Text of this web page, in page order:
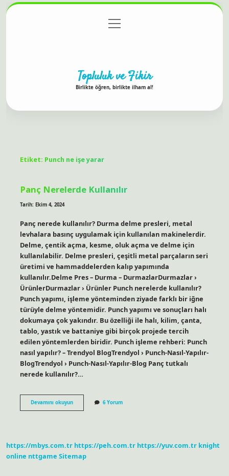
Gizlilik Politikası
menüyü
aç
Topluluk ve Fikir
Birlikte öğren, birlikte ilham al!
Etiket: Punch ne işe yarar
Panç Nerelerde Kullanılır
Tarih: Ekim 4, 2024
Panç nerede kullanılır? Durma delme presleri, metal
levhalara basınç uygulamak için kullanılan makinelerdir.
Delme, çentik açma, kesme, oluk açma ve delme için
kullanılabilir. Delme presleri, çeşitli metal parçaların seri
üretimi ve hammaddelerden kalıp yapımında
kullanılır.Delme Pres – Durma – DurmazlarDurmazlar ›
ÜrünlerDurmazlar › Ürünler Punch nerelerde kullanılır?
Punch yapımı, işleme yönteminden ziyade farklı bir iğne
türüyle delme yöntemidir. Punch yapımı ve sonuçları halı
dokumaya çok yakındır. Bu özelliği ile halı, kilim, çanta,
tablo, yastık ve battaniye gibi birçok projede tercih
edilen yöntemlerden biridir. Punch işleme rehberi: Punch
nasıl yapılır? – Trendyol BlogTrendyol › Punch-Nasıl-Yapılır-
BlogTrendyol › Punch-Nasıl-Yapılır-Blog Panç tutkalı
nerede kullanılır?…
Devamını okuyunPanç
Nerelerde
6 Yorum
https://mbys.com.tr https://peh.com.tr https://yuv.com.tr knight
online nttgame Sitemap